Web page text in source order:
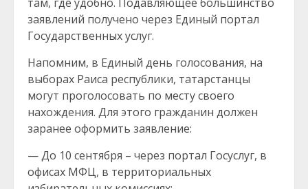
заявлений получено через Единый портал
Государственных услуг.
Напомним, в Единый день голосования, на
выборах Раиса республики, татарстанцы
могут проголосовать по месту своего
нахождения. Для этого гражданин должен
заранее оформить заявление:
— До 10 сентября – через портал Госуслуг, в
офисах МФЦ, в территориальных